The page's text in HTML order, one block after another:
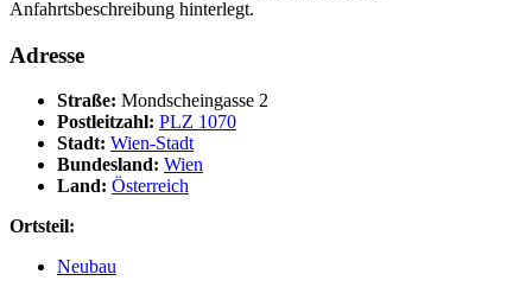
Anfahrtsbeschreibung hinterlegt.
Adresse
Straße: Mondscheingasse 2
Postleitzahl: PLZ 1070
Stadt: Wien-Stadt
Bundesland: Wien
Land: Österreich
Ortsteil:
Neubau